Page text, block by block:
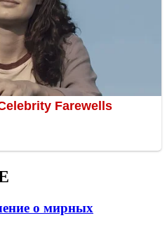
о мирных